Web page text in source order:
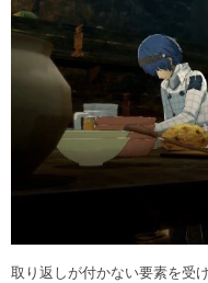
取り返しが付かない要素を受